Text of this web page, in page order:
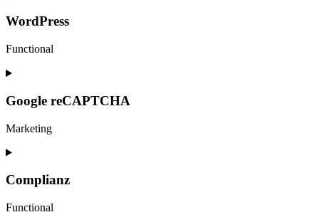
service
WordPress
Functional
Consent
service
wordpress
Google reCAPTCHA
Marketing
Consent
service
google-
recaptcha
Complianz
Functional